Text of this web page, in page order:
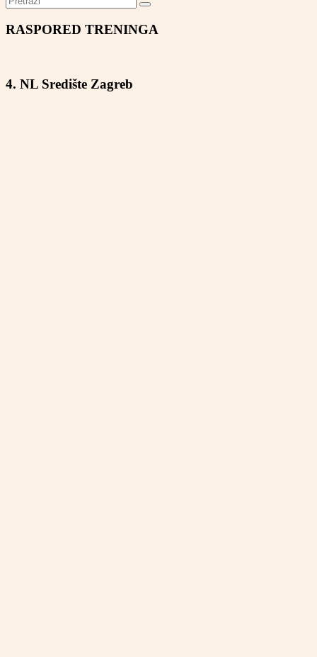
RASPORED TRENINGA
4. NL Središte Zagreb